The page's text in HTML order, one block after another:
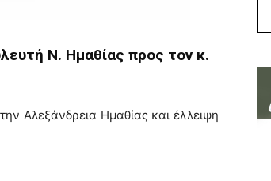
Ν. Ημαθίας προς τον κ.
Αλεξάνδρεια Ημαθίας και έλλειψη